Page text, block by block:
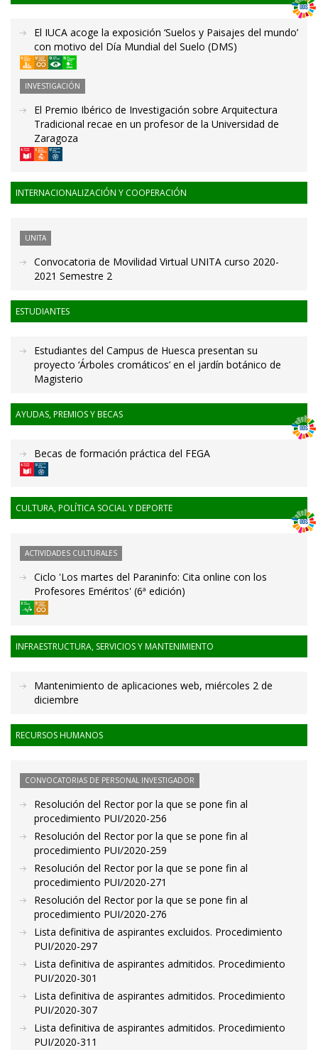
El IUCA acoge la exposición ‘Suelos y Paisajes del mundo’
con motivo del Día Mundial del Suelo (DMS)
INVESTIGACIÓN
El Premio Ibérico de Investigación sobre Arquitectura
Tradicional recae en un profesor de la Universidad de
Zaragoza
INTERNACIONALIZACIÓN Y COOPERACIÓN
UNITA
Convocatoria de Movilidad Virtual UNITA curso 2020-
2021 Semestre 2
ESTUDIANTES
Estudiantes del Campus de Huesca presentan su
proyecto ‘Árboles cromáticos’ en el jardín botánico de
Magisterio
AYUDAS, PREMIOS Y BECAS
Becas de formación práctica del FEGA
CULTURA, POLÍTICA SOCIAL Y DEPORTE
ACTIVIDADES CULTURALES
Ciclo 'Los martes del Paraninfo: Cita online con los
Profesores Eméritos' (6ª edición)
INFRAESTRUCTURA, SERVICIOS Y MANTENIMIENTO
Mantenimiento de aplicaciones web, miércoles 2 de
diciembre
RECURSOS HUMANOS
CONVOCATORIAS DE PERSONAL INVESTIGADOR
Resolución del Rector por la que se pone fin al
procedimiento PUI/2020-256
Resolución del Rector por la que se pone fin al
procedimiento PUI/2020-259
Resolución del Rector por la que se pone fin al
procedimiento PUI/2020-271
Resolución del Rector por la que se pone fin al
procedimiento PUI/2020-276
Lista definitiva de aspirantes excluidos. Procedimiento
PUI/2020-297
Lista definitiva de aspirantes admitidos. Procedimiento
PUI/2020-301
Lista definitiva de aspirantes admitidos. Procedimiento
PUI/2020-307
Lista definitiva de aspirantes admitidos. Procedimiento
PUI/2020-311